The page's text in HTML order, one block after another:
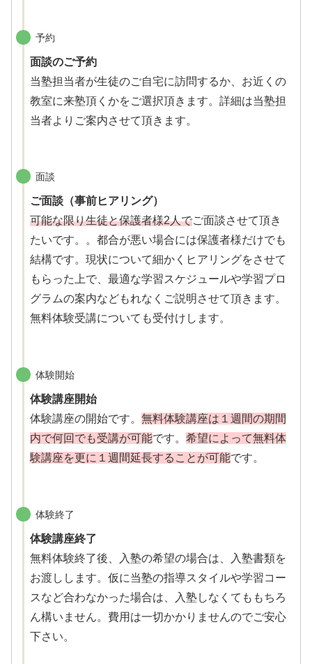
予約
面談のご予約
当塾担当者が生徒のご自宅に訪問するか、お近くの
教室に来塾頂くかをご選択頂きます。詳細は当塾担
当者よりご案内させて頂きます。
面談
ご面談（事前ヒアリング）
可能な限り生徒と保護者様2人でご面談させて頂き
たいです。。都合が悪い場合には保護者様だけでも
結構です。現状について細かくヒアリングをさせて
もらった上で、最適な学習スケジュールや学習プロ
グラムの案内などもれなくご説明させて頂きます。
無料体験受講についても受付けします。
体験開始
体験講座開始
体験講座の開始です。 無料体験講座は１週間の期間
内で何回でも受講が可能です。 希望によって無料体
験講座を更に１週間延長することが可能です。
体験終了
体験講座終了
無料体験終了後、入塾の希望の場合は、入塾書類を
お渡しします。仮に当塾の指導スタイルや学習コー
スなど合わなかった場合は、入塾しなくてももちろ
ん構いません。費用は一切かかりませんのでご安心
下さい。